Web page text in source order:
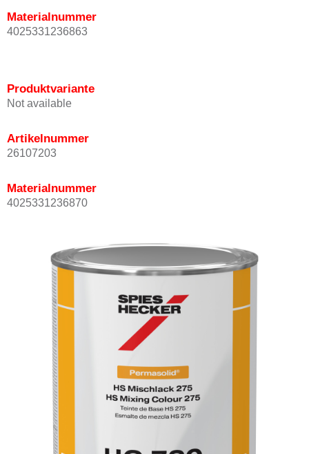
Materialnummer
4025331236863
Produktvariante
Not available
Artikelnummer
26107203
Materialnummer
4025331236870